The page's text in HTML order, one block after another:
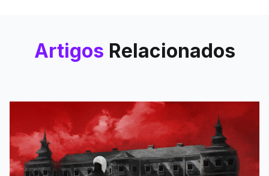
Artigos Relacionados